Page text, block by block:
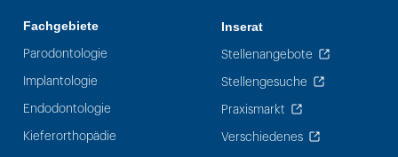
Fachgebiete
Parodontologie
Implantologie
Endodontologie
Kieferorthopädie
Inserat
Stellenangebote
Stellengesuche
Praxismarkt
Verschiedenes